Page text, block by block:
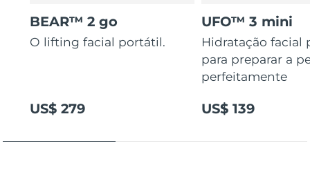
BEAR™ 2 go
O lifting facial portátil.
US$ 279
UFO™ 3 mini
Hidratação facial
para preparar a
perfeitamente
US$ 139